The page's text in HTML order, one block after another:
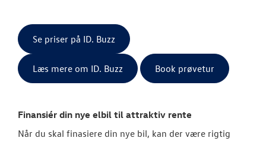
Se priser på ID. Buzz
Læs mere om ID. Buzz Book prøvetur
Finansiér din nye elbil til attraktiv rente
Når du skal finasiere din nye bil, kan der være rigtig